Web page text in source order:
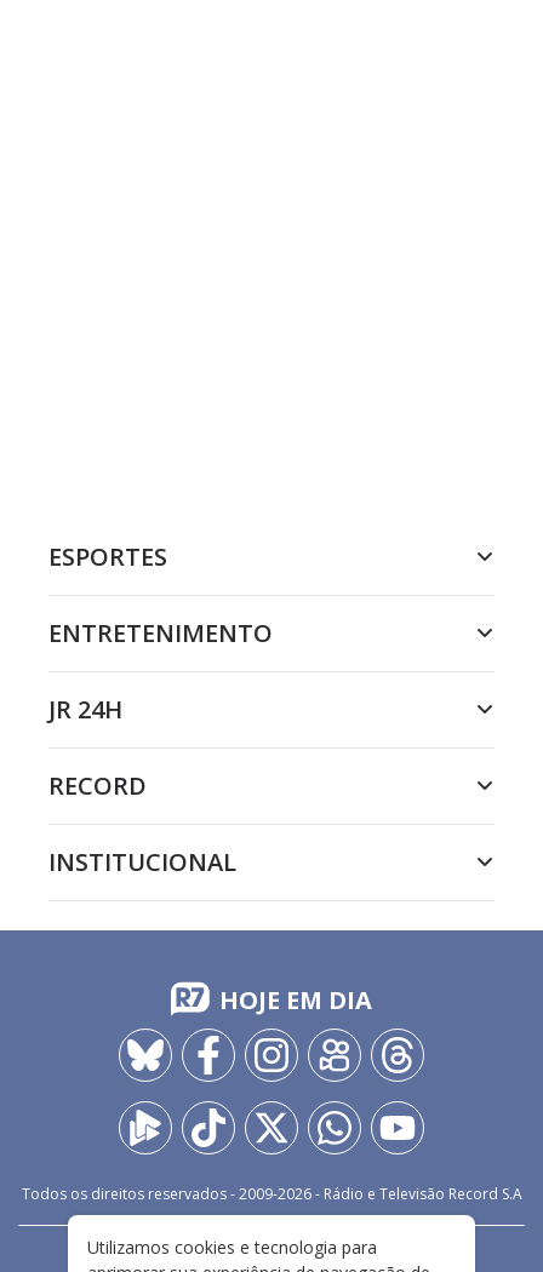
ESPORTES
ENTRETENIMENTO
JR 24H
RECORD
INSTITUCIONAL
HOJE EM DIA
Todos os direitos reservados - 2009-2026- Rádio e Televisão Record S.A
FALE CONOSCO PRIVACIDADE
Utilizamos cookies e tecnologia para